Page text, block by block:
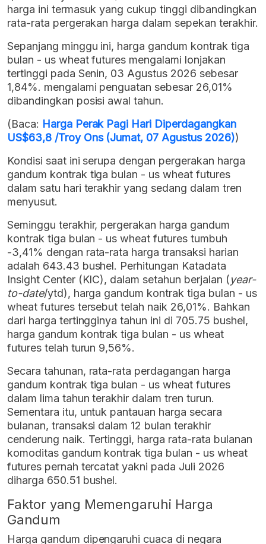
harga ini termasuk yang cukup tinggi dibandingkan
rata-rata pergerakan harga dalam sepekan terakhir.
Sepanjang minggu ini, harga gandum kontrak tiga
bulan - us wheat futures mengalami lonjakan
tertinggi pada Senin, 03 Agustus 2026 sebesar
1,84%. mengalami penguatan sebesar 26,01%
dibandingkan posisi awal tahun.
(Baca: Harga Perak Pagi Hari Diperdagangkan
US$63,8 /Troy Ons (Jumat, 07 Agustus 2026))
Kondisi saat ini serupa dengan pergerakan harga
gandum kontrak tiga bulan - us wheat futures
dalam satu hari terakhir yang sedang dalam tren
menyusut.
Seminggu terakhir, pergerakan harga gandum
kontrak tiga bulan - us wheat futures tumbuh
-3,41% dengan rata-rata harga transaksi harian
adalah 643.43 bushel. Perhitungan Katadata
Insight Center (KIC), dalam setahun berjalan (year-
to-date/ytd), harga gandum kontrak tiga bulan - us
wheat futures tersebut telah naik 26,01%. Bahkan
dari harga tertingginya tahun ini di 705.75 bushel,
harga gandum kontrak tiga bulan - us wheat
futures telah turun 9,56%.
Secara tahunan, rata-rata perdagangan harga
gandum kontrak tiga bulan - us wheat futures
dalam lima tahun terakhir dalam tren turun.
Sementara itu, untuk pantauan harga secara
bulanan, transaksi dalam 12 bulan terakhir
cenderung naik. Tertinggi, harga rata-rata bulanan
komoditas gandum kontrak tiga bulan - us wheat
futures pernah tercatat yakni pada Juli 2026
diharga 650.51 bushel.
Faktor yang Memengaruhi Harga
Gandum
Harga gandum dipengaruhi cuaca di negara